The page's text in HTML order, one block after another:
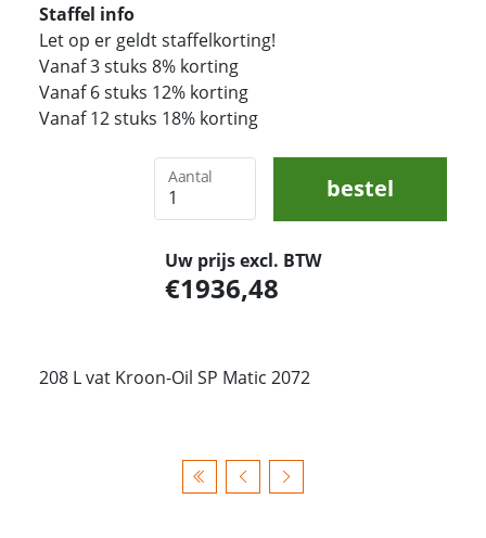
Staffel info
Let op er geldt staffelkorting!
Vanaf 3 stuks 8% korting
Vanaf 6 stuks 12% korting
Vanaf 12 stuks 18% korting
Aantal bestel
Uw prijs excl. BTW
1936,48
208 L vat Kroon-Oil SP Matic 2072